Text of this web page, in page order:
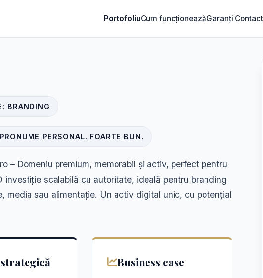
PortofoliuCum funcționeazăGaranțiiContact
BRANDING
PERSONAL. FOARTE BUN.
– Domeniu premium, memorabil și activ, perfect pentru
investiție scalabilă cu autoritate, ideală pentru branding
media sau alimentație. Un activ digital unic, cu potențial
Business case